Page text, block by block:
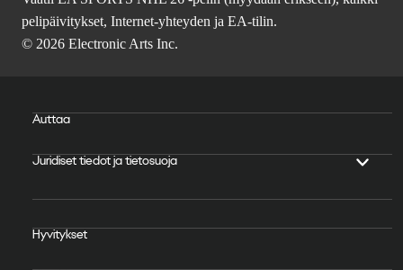
pelipäivitykset, Internet-yhteyden ja EA-tilin.
© 2026 Electronic Arts Inc.
Auttaa
Juridiset tiedot ja tietosuoja
Hyvitykset